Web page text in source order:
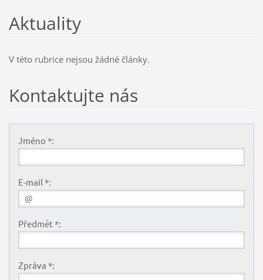
Aktuality
V této rubrice nejsou žádné články.
Kontaktujte nás
Jméno *:
E-mail *:
Předmět *:
Zpráva *: